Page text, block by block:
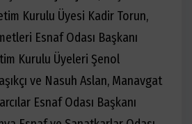
Kurulu Üyesi Kadir Torun,
Esnaf Odası Başkanı
Kurulu Üyeleri Şenol
ve Nasuh Aslan, Manavgat
Esnaf Odası Başkanı